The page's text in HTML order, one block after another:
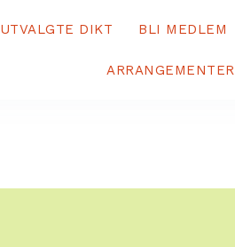
UTVALGTE DIKT BLI MEDLEM
ARRANGEMENTER